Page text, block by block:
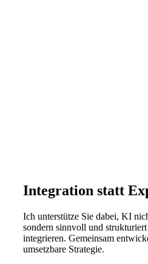
Integration statt
Ich unterstütze Sie dabei, KI
sondern sinnvoll und
integrieren. Gemeinsam
umsetzbare Strategie.